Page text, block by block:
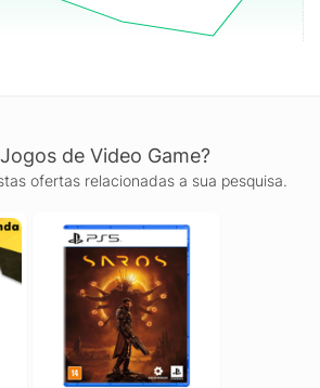
devido à presença de violência e
uma trama madura e envolvente.
de Video Game?
ofertas relacionadas a sua pesquisa.